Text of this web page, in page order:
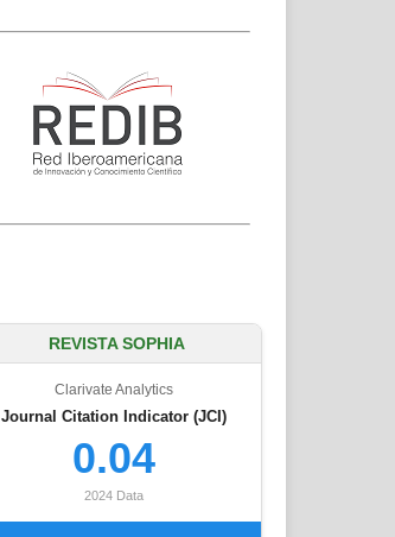
REVISTA SOPHIA
Clarivate Analytics
Journal Citation Indicator (JCI)
0.04
2024 Data